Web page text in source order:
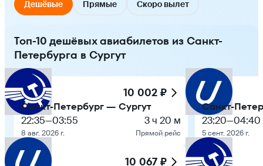
Дешёвые Прямые Скоро вылет
Топ-10 дешёвых авиабилетов из Санкт-
Петербурга в Сургут
10 002 ₽
Санкт-Петербург — Сургут
22:35—03:55
8 авг. 2026 г.
3 ч 20 м
Прямой рейс
10 067 ₽
Санкт-
23:20—04:40
5 сент. 2026 г.